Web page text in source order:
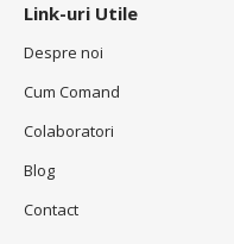
Link-uri Utile
Despre noi
Cum Comand
Colaboratori
Blog
Contact